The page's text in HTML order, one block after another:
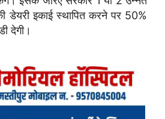
डेयरी इकाई स्थापित करने पर 50%
देगी।